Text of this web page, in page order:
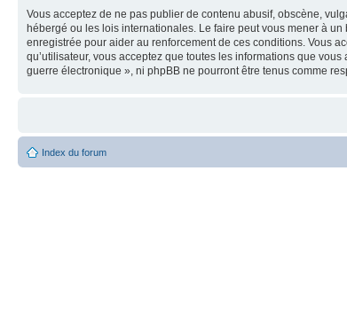
Vous acceptez de ne pas publier de contenu abusif, obscène,
hébergé ou les lois internationales. Le faire peut vous mener à
enregistrée pour aider au renforcement de ces conditions. Vous
qu’utilisateur, vous acceptez que toutes les informations que
guerre électronique », ni phpBB ne pourront être tenus comme
Index du forum